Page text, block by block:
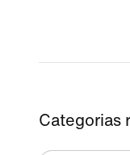
Categorias